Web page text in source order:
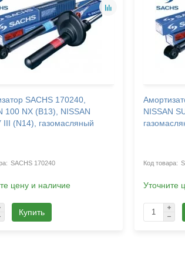
SACHS 170240,
100 NX (B13), NISSAN
III (N14), газомасляный
SACHS 170240
цену и наличие
Купить
NISSAN
Уточните